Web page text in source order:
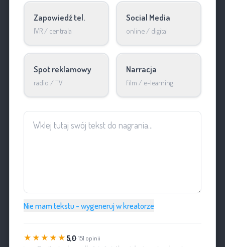
Zapowiedź tel.
IVR / centrala
Social Media
online / digital
Spot reklamowy
radio / TV
Narracja
film / e-learning
Nie mam tekstu - wygeneruj w kreatorze
★★★★★ 5,0· 151 opinii